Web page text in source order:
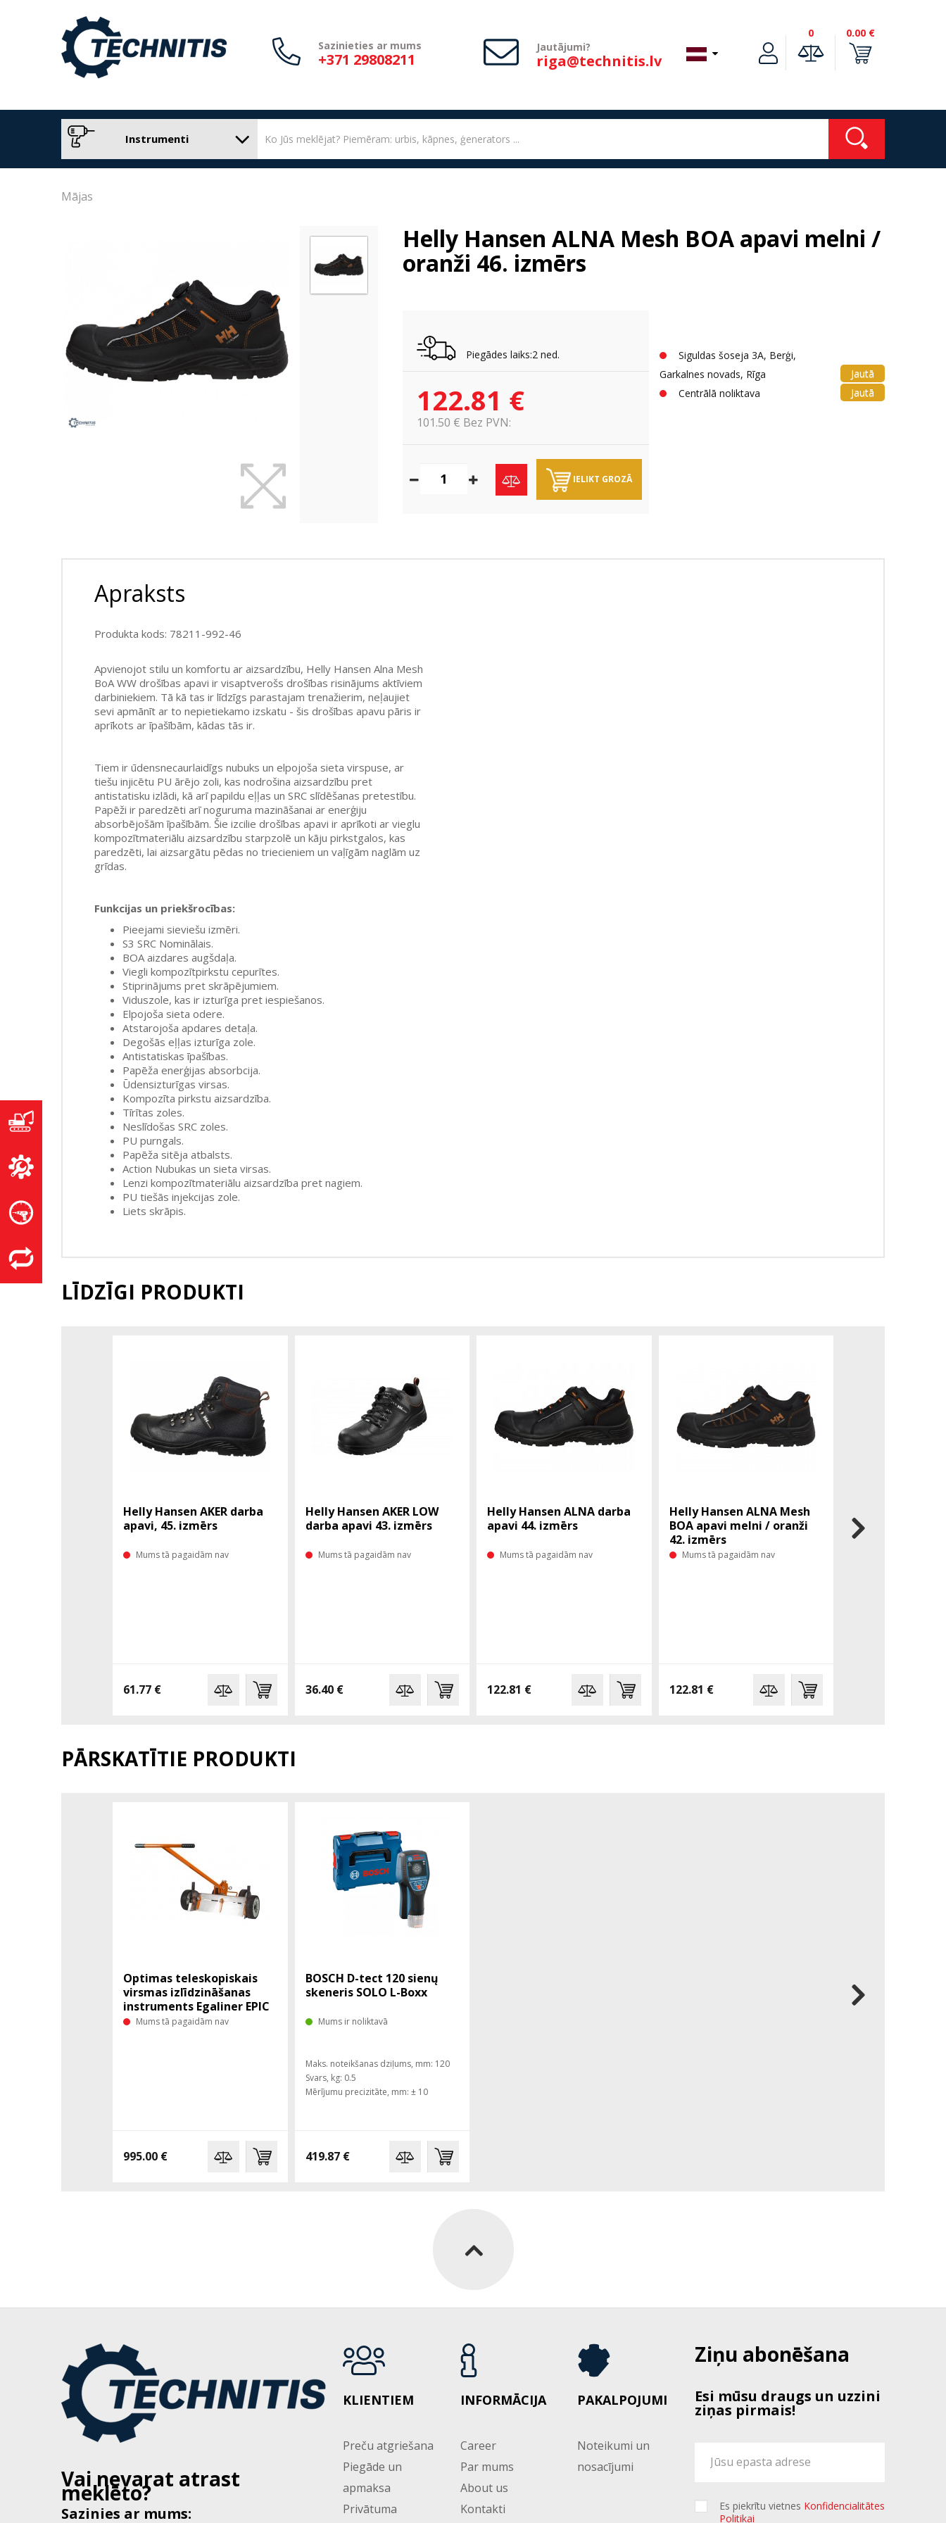
Sazinieties ar mums
+371 29808211
Jautājumi?
riga@technitis.lv
0 0.00 €
Instrumenti
Mājas
Helly Hansen ALNA Mesh BOA apavi melni /
oranži 46. izmērs
Piegādes laiks:2 ned.
122.81 €
101.50 € Bez PVN:
IELIKT GROZĀ
Siguldas šoseja 3A, Berģi,
Garkalnes novads, Rīga
Jautā
Centrālā noliktava
Jautā
Apraksts
Produkta kods: 78211-992-46
Apvienojot stilu un komfortu ar aizsardzību, Helly Hansen Alna Mesh
BoA WW drošības apavi ir visaptverošs drošības risinājums aktīviem
darbiniekiem. Tā kā tas ir līdzīgs parastajam trenažierim, neļaujiet
sevi apmānīt ar to nepietiekamo izskatu - šis drošības apavu pāris ir
aprīkots ar īpašībām, kādas tās ir.
Tiem ir ūdensnecaurlaidīgs nubuks un elpojoša sieta virspuse, ar
tiešu injicētu PU ārējo zoli, kas nodrošina aizsardzību pret
antistatisku izlādi, kā arī papildu eļļas un SRC slīdēšanas pretestību.
Papēži ir paredzēti arī noguruma mazināšanai ar enerģiju
absorbējošām īpašībām. Šie izcilie drošības apavi ir aprīkoti ar vieglu
kompozītmateriālu aizsardzību starpzolē un kāju pirkstgalos, kas
paredzēti, lai aizsargātu pēdas no triecieniem un vaļīgām naglām uz
grīdas.
Funkcijas un priekšrocības:
Pieejami sieviešu izmēri.
S3 SRC Nominālais.
BOA aizdares augšdaļa.
Viegli kompozītpirkstu cepurītes.
Stiprinājums pret skrāpējumiem.
Viduszole, kas ir izturīga pret iespiešanos.
Elpojoša sieta odere.
Atstarojoša apdares detaļa.
Degošās eļļas izturīga zole.
Antistatiskas īpašības.
Papēža enerģijas absorbcija.
Ūdensizturīgas virsas.
Kompozīta pirkstu aizsardzība.
Tīrītas zoles.
Neslīdošas SRC zoles.
PU purngals.
Papēža sitēja atbalsts.
Action Nubukas un sieta virsas.
Lenzi kompozītmateriālu aizsardzība pret nagiem.
PU tiešās injekcijas zole.
Liets skrāpis.
LĪDZĪGI PRODUKTI
Helly Hansen AKER darba
apavi, 45. izmērs
Mums tā pagaidām nav
61.77 €
Helly Hansen AKER LOW
darba apavi 43. izmērs
Mums tā pagaidām nav
36.40 €
Helly Hansen ALNA darba
apavi 44. izmērs
Mums tā pagaidām nav
122.81 €
Helly Hansen ALNA Mesh
BOA apavi melni / oranži
42. izmērs
Mums tā pagaidām nav
122.81 €
BOA apavi
43. izmērs
PĀRSKATĪTIE PRODUKTI
Optimas teleskopiskais
virsmas izlīdzināšanas
instruments Egaliner EPIC
120Mums tā pagaidām nav
995.00 €
BOSCH D-tect 120 sienų
skeneris SOLO L-Boxx
Mums ir noliktavā
Maks. noteikšanas dziļums, mm: 120
Svars, kg: 0.5
Mērījumu precizitāte, mm: ± 10
419.87 €
Vai nevarat atrast
meklēto?
Sazinies ar mums:
KLIENTIEM
Preču atgriešana
Piegāde un
apmaksa
Privātuma
INFORMĀCIJA
Career
Par mums
About us
Kontakti
PAKALPOJUMI
Noteikumi un
nosacījumi
Ziņu abonēšana
Esi mūsu draugs un uzzini
ziņas pirmais!
Es piekrītu vietnes Konfidencialitātes
Politikai